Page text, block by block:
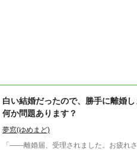
白い結婚だったので、勝手に離婚し
何か問題あります？
夢窓(ゆめまど)
「――離婚届、受理されました。お疲れさ